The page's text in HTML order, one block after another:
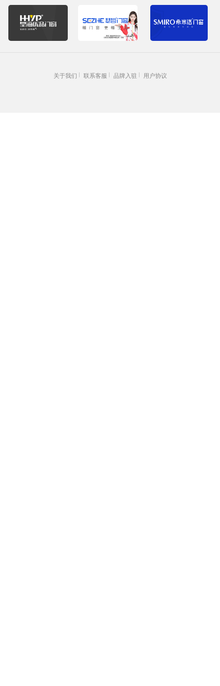
关于我们 联系客服 品牌入驻 用户协议